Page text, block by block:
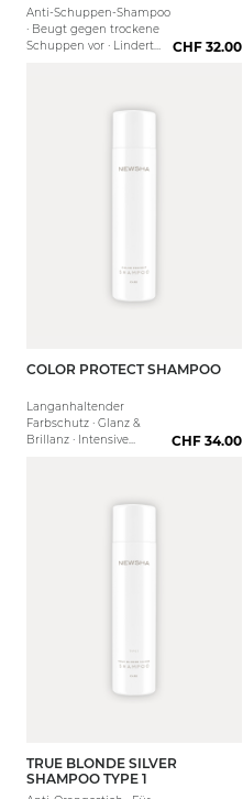
Anti-Schuppen-Shampoo
· Beugt gegen trockene
Schuppen vor · Lindert
CHF 32.00
250 ml
COLOR PROTECT SHAMPOO
Langanhaltender
Farbschutz · Glanz &
Brillanz · Intensive
CHF 34.00
80 ml
250 ml
TRUE BLONDE SILVER
SHAMPOO TYPE 1
80 ml